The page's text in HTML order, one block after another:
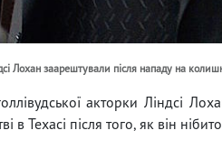
Лохан заарештували після нападу на
акторки Ліндсі
в Техасі після того, як він